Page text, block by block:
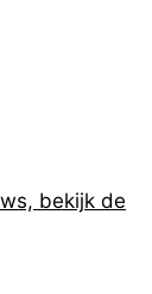
bekijk de